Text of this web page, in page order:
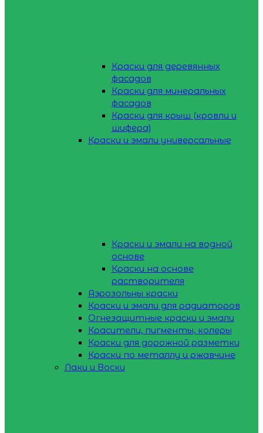
Краски для деревянных
фасадов
Краски для минеральных
фасадов
Краски для крыш (кровли и
шифера)
Краски и эмали универсальные
Краски и эмали на водной
основе
Краски на основе
растворителя
Аэрозольны краски
Краски и эмали для радиаторов
Огнезащитные краски и эмали
Красители, пигменты, колеры
Краски для дорожной разметки
Краски по металлу и ржавчине
Лаки и Воски